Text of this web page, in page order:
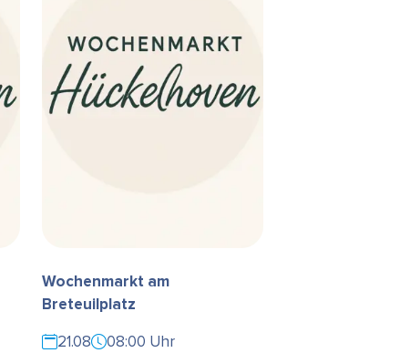
Wochenmarkt am
Breteuilplatz
21.08
08:00 Uhr